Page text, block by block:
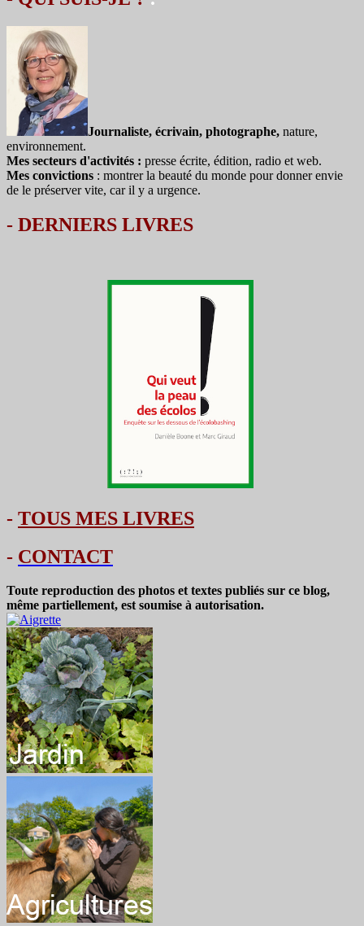
Journaliste, écrivain, photographe, nature,
environnement.
Mes secteurs d'activités : presse écrite, édition, radio et web.
Mes convictions : montrer la beauté du monde pour donner envie
de le préserver vite, car il y a urgence.
- DERNIERS LIVRES
- TOUS MES LIVRES
- CONTACT
Toute reproduction des photos et textes publiés sur ce blog,
même partiellement, est soumise à autorisation.